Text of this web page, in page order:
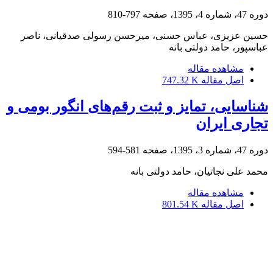
دوره 47، شماره 4، 1395، صفحه 797-810
حسین عزیزی، عباس حسنی، میرحسن رسولی صدقیانی، ناصر
عباسپور، حامد دولتی بانه
مشاهده مقاله
اصل مقاله 747.32 K
شناسایی، تمایز و ثبت رقم‌های انگور بومی و
تجاری ایران
دوره 47، شماره 3، 1395، صفحه 581-594
محمد علی نجاتیان، حامد دولتی بانه
مشاهده مقاله
اصل مقاله 801.54 K